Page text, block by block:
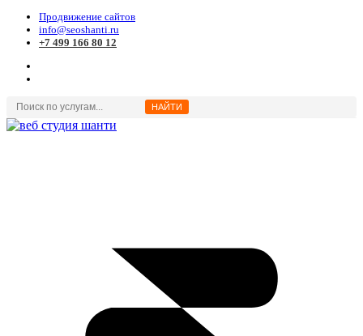
Продвижение сайтов
info@seoshanti.ru
+7 499 166 80 12